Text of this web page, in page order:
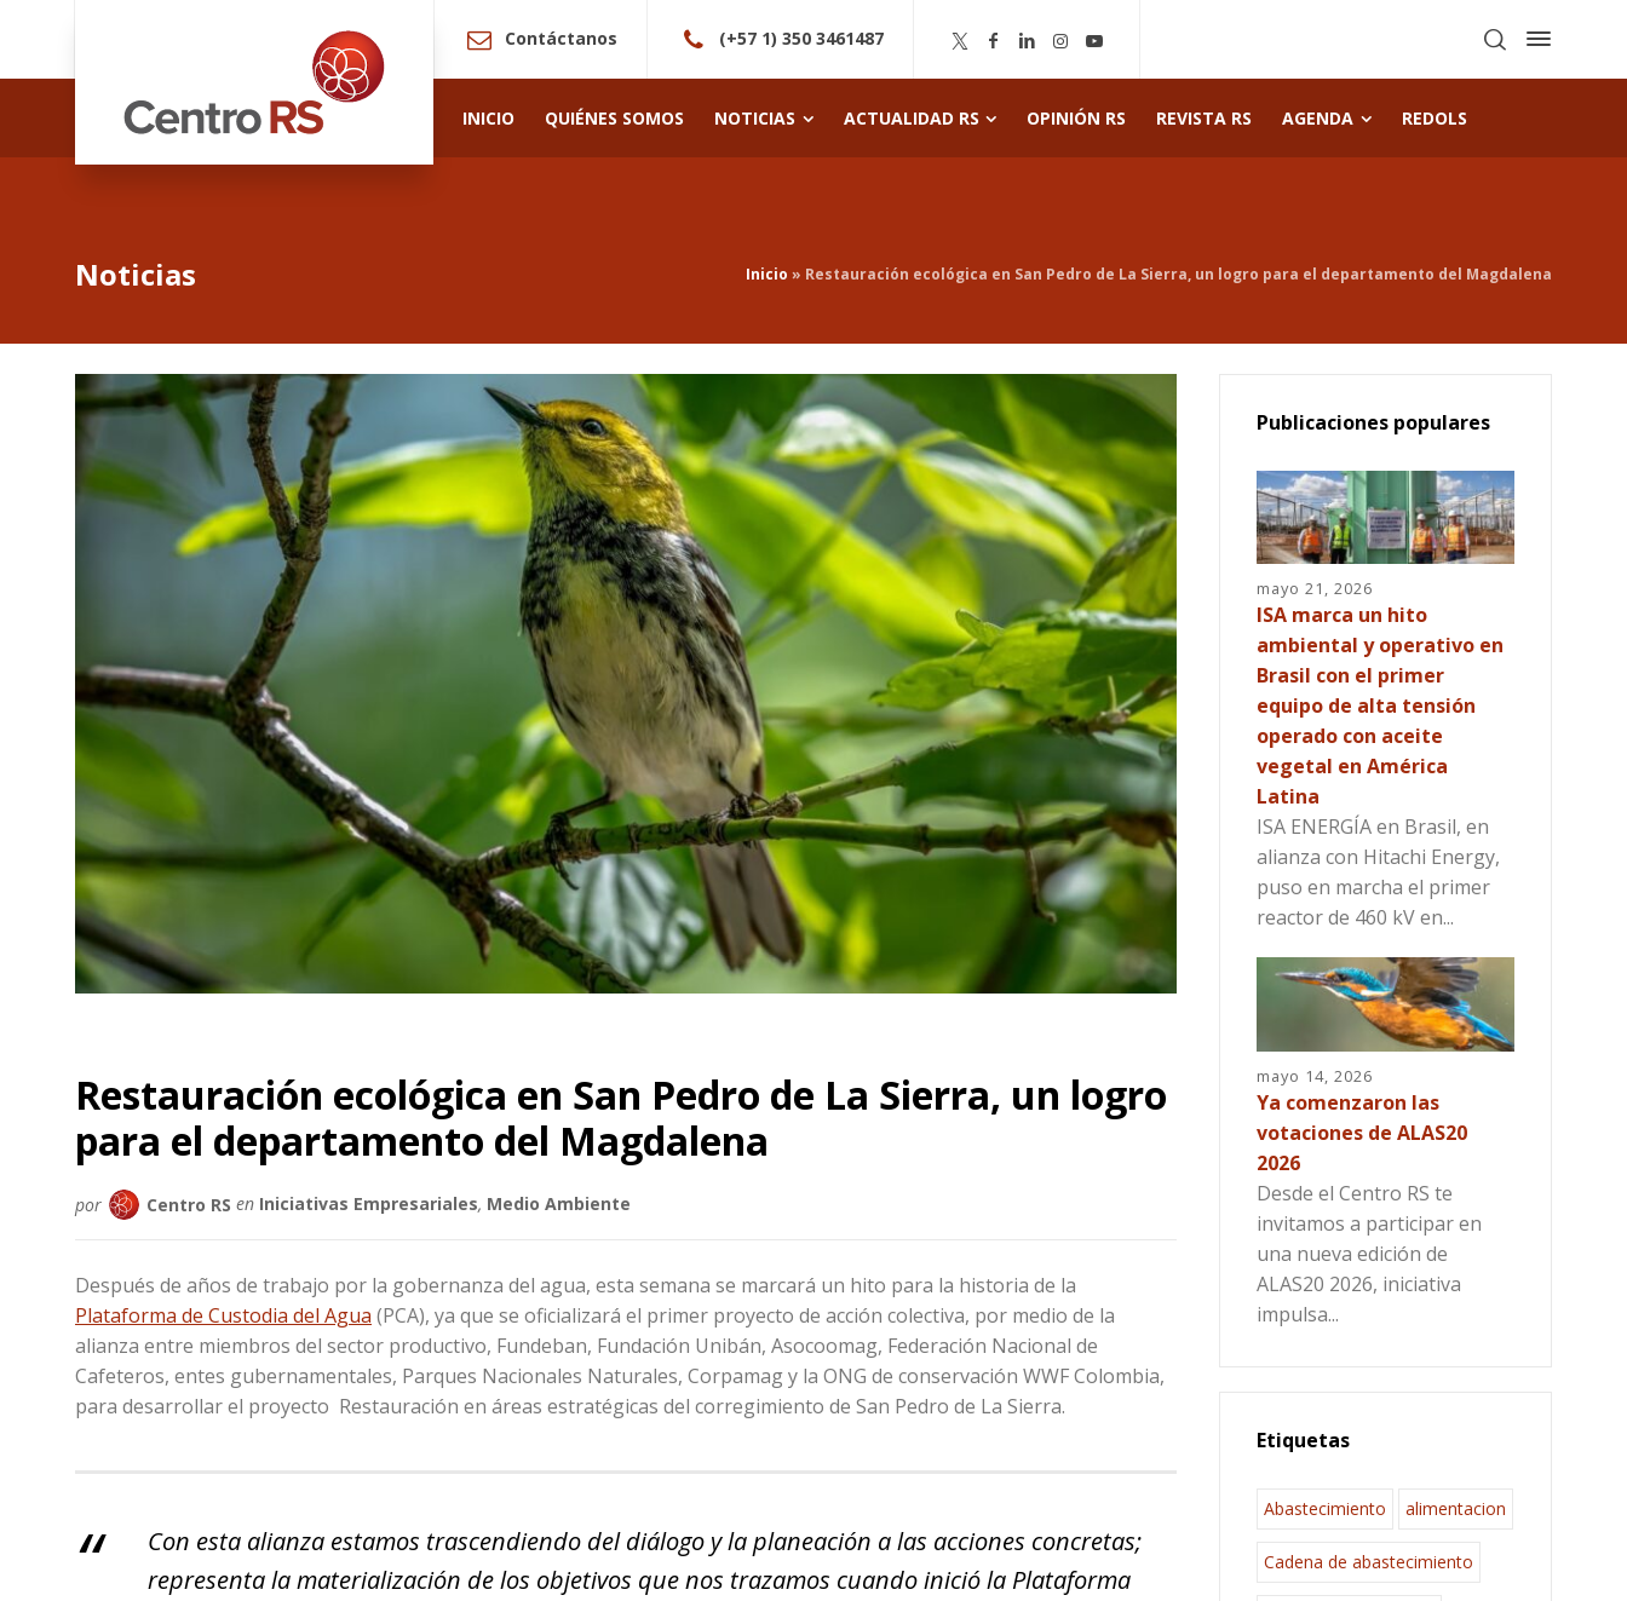
Contáctanos (+57 1) 350 3461487
INICIO QUIÉNES SOMOS NOTICIAS ACTUALIDAD RS OPINIÓN RS REVISTA RS AGENDA REDOLS
Noticias Inicio » Restauración ecológica en San Pedro de La Sierra, un logro para el departamento del Magdalena
Restauración ecológica en San Pedro de La Sierra, un logro
para el departamento del Magdalena
por Centro RS en Iniciativas Empresariales, Medio Ambiente
Después de años de trabajo por la gobernanza del agua, esta semana se marcará un hito para la historia de la
Plataforma de Custodia del Agua (PCA), ya que se oficializará el primer proyecto de acción colectiva, por medio de la
alianza entre miembros del sector productivo, Fundeban, Fundación Unibán, Asocoomag, Federación Nacional de
Cafeteros, entes gubernamentales, Parques Nacionales Naturales, Corpamag y la ONG de conservación WWF Colombia,
para desarrollar el proyecto Restauración en áreas estratégicas del corregimiento de San Pedro de La Sierra.
Con esta alianza estamos trascendiendo del diálogo y la planeación a las acciones concretas;
representa la materialización de los objetivos que nos trazamos cuando inició la Plataforma
Publicaciones populares
mayo 21, 2026
ISA marca un hito
ambiental y operativo en
Brasil con el primer
equipo de alta tensión
operado con aceite
vegetal en América
Latina
ISA ENERGÍA en Brasil, en
alianza con Hitachi Energy,
puso en marcha el primer
reactor de 460 kV en...
mayo 14, 2026
Ya comenzaron las
votaciones de ALAS20
2026
Desde el Centro RS te
invitamos a participar en
una nueva edición de
ALAS20 2026, iniciativa
impulsa...
Etiquetas
Abastecimiento alimentacion
Cadena de abastecimiento